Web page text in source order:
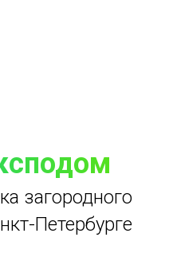
загородного
Петербурге